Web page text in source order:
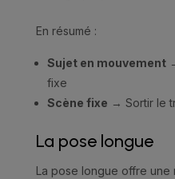
En résumé :
Sujet en mouvement
fixe
Scène fixe → Sortir le
La pose longue
La pose longue offre une